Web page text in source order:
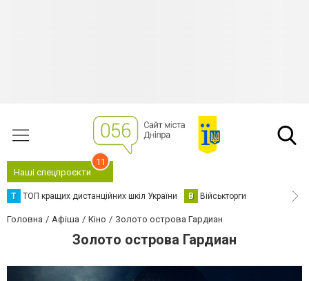
Наші спецпроєкти
11
Т ТОП кращих дистанційних шкіл України В Військторги
Головна Афіша Кіно Золото острова Гардиан
Золото острова Гардиан